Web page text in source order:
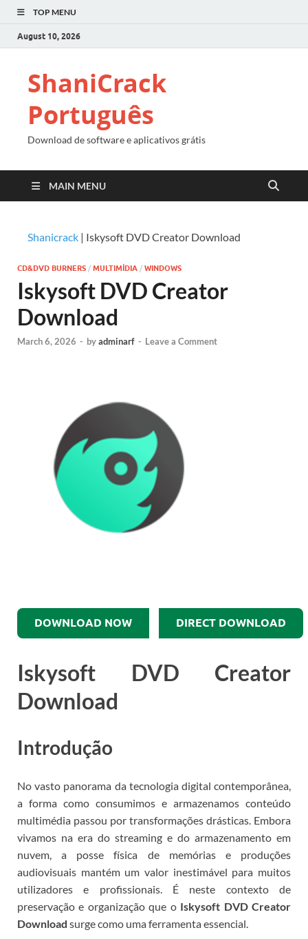
TOP MENU
August 10, 2026
ShaniCrack
Português
Download de software e aplicativos grátis
MAIN MENU
Shanicrack | Iskysoft DVD Creator Download
CD&DVD BURNERS / MULTIMÍDIA / WINDOWS
Iskysoft DVD Creator
Download
March 6, 2026 - byadminarf - Leave a Comment
DOWNLOAD NOW DIRECT DOWNLOAD
Iskysoft DVD Creator
Download
Introdução
No vasto panorama da tecnologia digital contemporânea,
a forma como consumimos e armazenamos conteúdo
multimédia passou por transformações drásticas. Embora
vivamos na era do streaming e do armazenamento em
nuvem, a posse física de memórias e produções
audiovisuais mantém um valor inestimável para muitos
utilizadores e profissionais. É neste contexto de
preservação e organização que o Iskysoft DVD Creator
Download surge como uma ferramenta essencial.